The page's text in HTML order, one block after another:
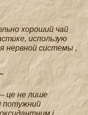
хороший чай
использую
нервной системы ,
– це не лише
потужний
і